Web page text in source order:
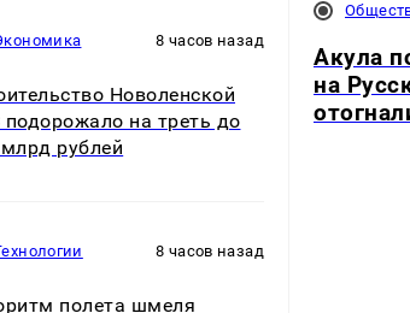
8 часов назад
Новоленской
на треть до
рублей
8 часов назад
полета шмеля
Акула
на